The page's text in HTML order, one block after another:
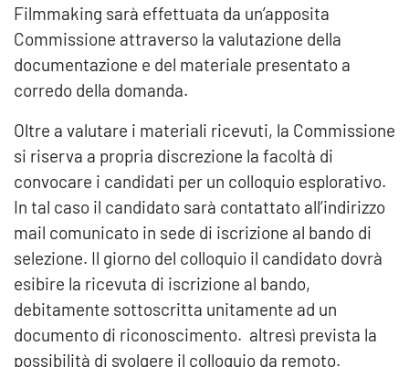
Filmmaking sarà effettuata da un’apposita
Commissione attraverso la valutazione della
documentazione e del materiale presentato a
corredo della domanda.
Oltre a valutare i materiali ricevuti, la Commissione
si riserva a propria discrezione la facoltà di
convocare i candidati per un colloquio esplorativo.
In tal caso il candidato sarà contattato all’indirizzo
mail comunicato in sede di iscrizione al bando di
selezione. Il giorno del colloquio il candidato dovrà
esibire la ricevuta di iscrizione al bando,
debitamente sottoscritta unitamente ad un
documento di riconoscimento. altresì prevista la
possibilità di svolgere il colloquio da remoto.